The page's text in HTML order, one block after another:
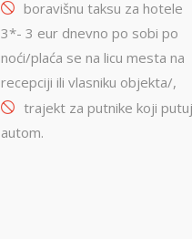
boravišnu taksu za hotele
3*- 3 eur dnevno po sobi po
noći/plaća se na licu mesta na
recepciji ili vlasniku objekta/,
trajekt za putnike koji
autom.